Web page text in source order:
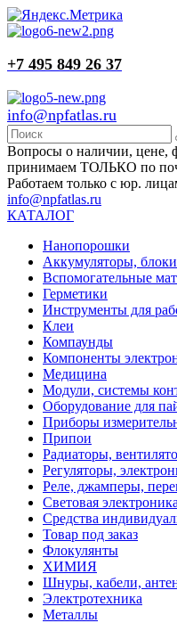
+7 495 849 26 37
info@npfatlas.ru
Вопросы о наличии, цене,
принимаем ТОЛЬКО по
Работаем только с юр.
info@npfatlas.ru
КАТАЛОГ
Нанопорошки
Аккумуляторы,
Вспомогательные
Герметики
Инструменты для
Клеи
Компаунды
Компоненты
Медицина
Модули, системы
Оборудование для
Приборы
Припои
Радиаторы,
Регуляторы,
Реле, джамперы,
Световая электроника
Средства
Товар под заказ
Флокулянты
ХИМИЯ
Шнуры, кабели,
Электротехника
Металлы